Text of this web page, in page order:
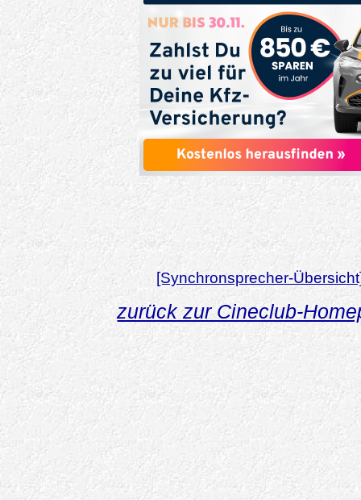
[Synchronsprecher-
zurück zur Cineclub-